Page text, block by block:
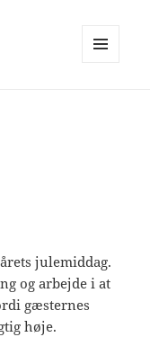
julemiddag.
og arbejde i at
gæsternes
høje.